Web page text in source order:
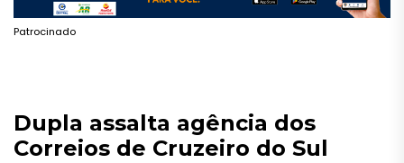
Patrocinado
Dupla assalta agência dos
Correios de Cruzeiro do Sul